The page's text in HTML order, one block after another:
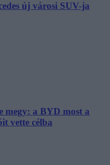
új városi SUV-ja
megy: a BYD most a
vette célba